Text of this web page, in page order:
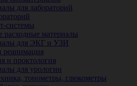
для лабораторий
системы
расходные материалы
для ЭКГ и УЗИ
реанимация
и проктология
для урологии
тонометры, глюкометры